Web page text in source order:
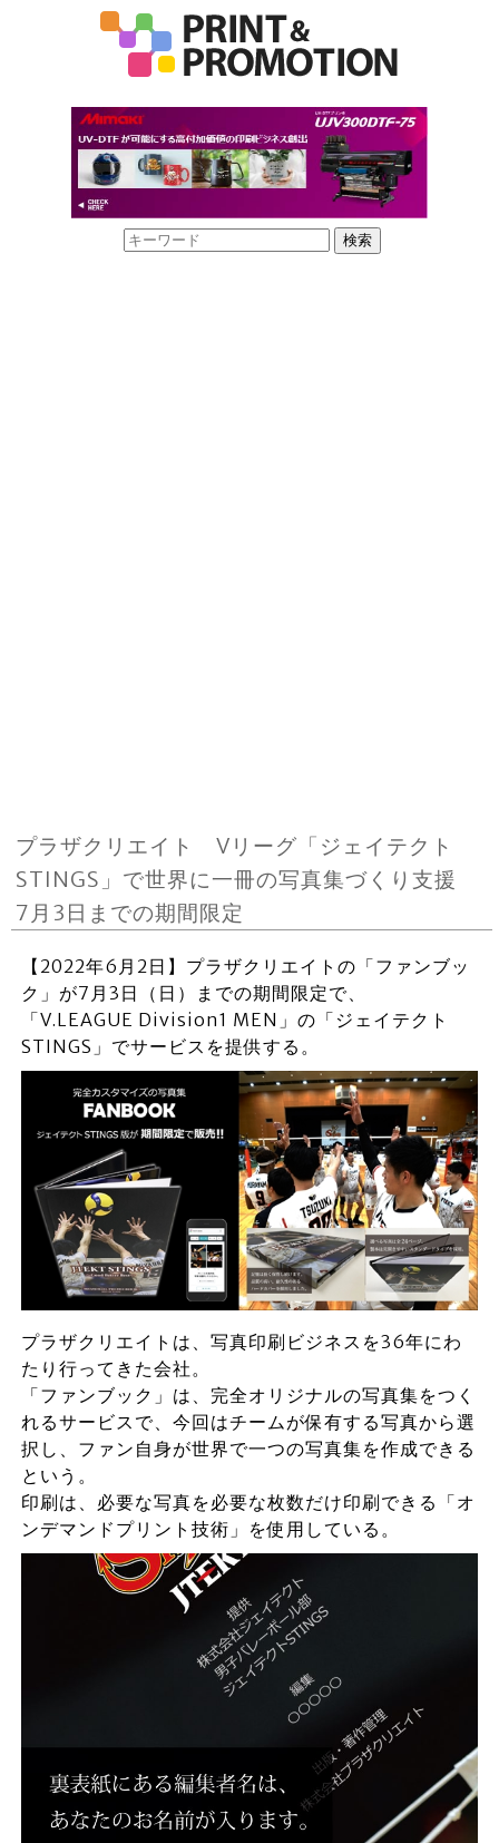
プラザクリエイト Vリーグ「ジェイテクト
STINGS」で世界に一冊の写真集づくり支援
7月3日までの期間限定
【2022年6月2日】プラザクリエイトの「ファンブッ
ク」が7月3日（日）までの期間限定で、
「V.LEAGUE Division1 MEN」の「ジェイテクト
STINGS」でサービスを提供する。
プラザクリエイトは、写真印刷ビジネスを36年にわ
たり行ってきた会社。
「ファンブック」は、完全オリジナルの写真集をつく
れるサービスで、今回はチームが保有する写真から選
択し、ファン自身が世界で一つの写真集を作成できる
という。
印刷は、必要な写真を必要な枚数だけ印刷できる「オ
ンデマンドプリント技術」を使用している。